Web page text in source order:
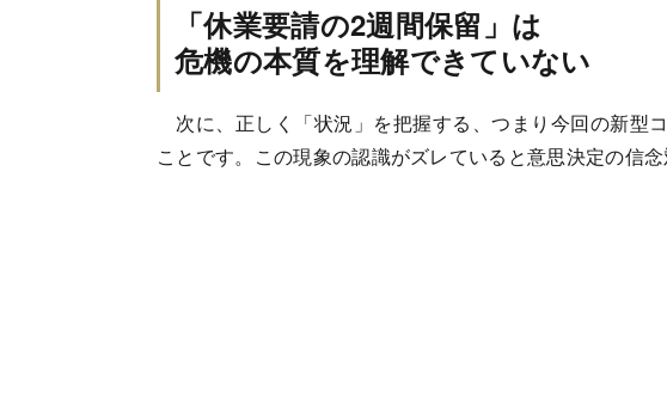
「休業要請の2週間保留」は
危機の本質を理解できていない
次に、正しく「状況」を把握する、つまり今回の新型
ことです。この現象の認識がズレていると意思決定の信念